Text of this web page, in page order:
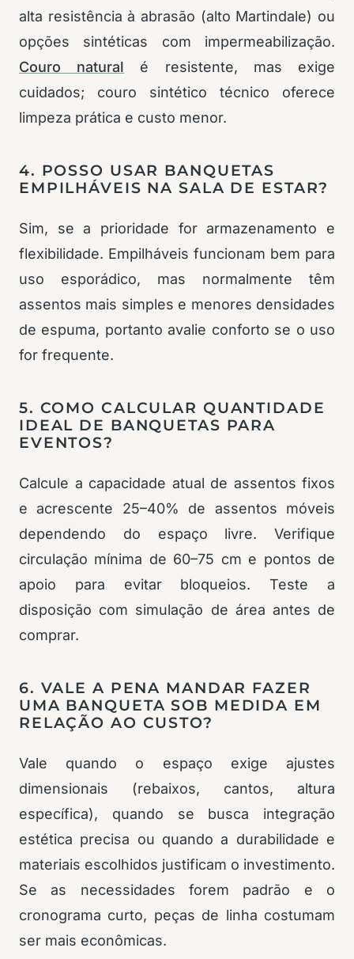
alta resistência à abrasão (alto Martindale) ou
opções sintéticas com impermeabilização.
Couro natural é resistente, mas exige
cuidados; couro sintético técnico oferece
limpeza prática e custo menor.
4. POSSO USAR BANQUETAS
EMPILHÁVEIS NA SALA DE ESTAR?
Sim, se a prioridade for armazenamento e
flexibilidade. Empilháveis funcionam bem para
uso esporádico, mas normalmente têm
assentos mais simples e menores densidades
de espuma, portanto avalie conforto se o uso
for frequente.
5. COMO CALCULAR QUANTIDADE
IDEAL DE BANQUETAS PARA
EVENTOS?
Calcule a capacidade atual de assentos fixos
e acrescente 25–40% de assentos móveis
dependendo do espaço livre. Verifique
circulação mínima de 60–75 cm e pontos de
apoio para evitar bloqueios. Teste a
disposição com simulação de área antes de
comprar.
6. VALE A PENA MANDAR FAZER
UMA BANQUETA SOB MEDIDA EM
RELAÇÃO AO CUSTO?
Vale quando o espaço exige ajustes
dimensionais (rebaixos, cantos, altura
específica), quando se busca integração
estética precisa ou quando a durabilidade e
materiais escolhidos justificam o investimento.
Se as necessidades forem padrão e o
cronograma curto, peças de linha costumam
ser mais econômicas.